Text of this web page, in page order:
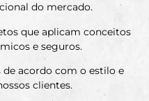
do mercado.
que aplicam conceitos
e seguros.
de acordo com o estilo e
clientes.